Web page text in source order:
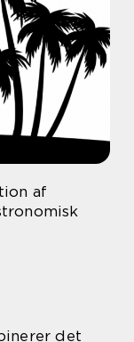
af
det